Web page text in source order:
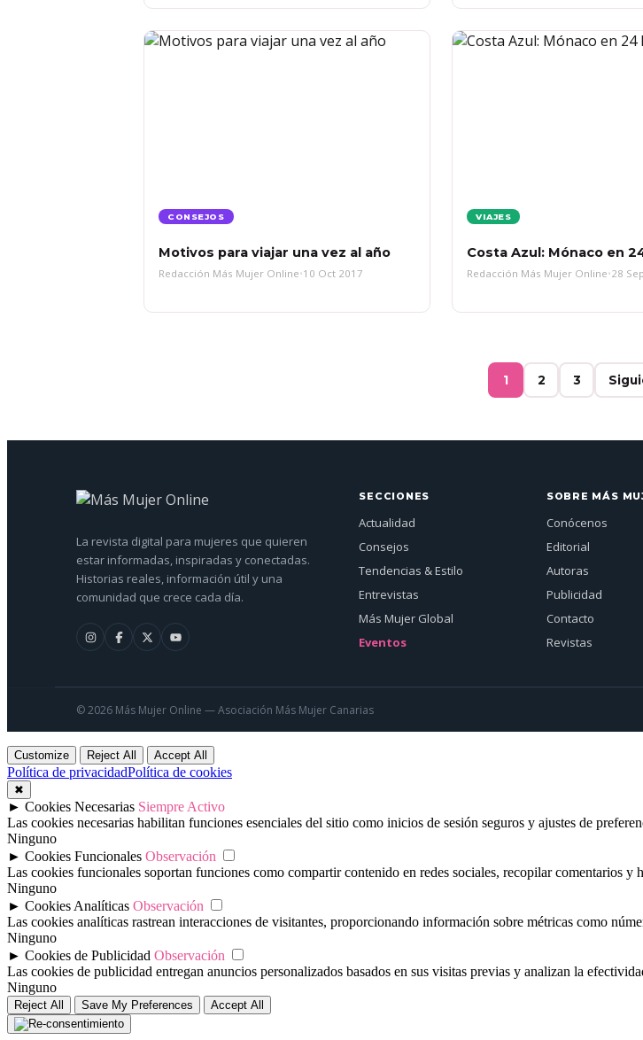
CONSEJOS
Motivos para viajar una vez al año
Redacción Más Mujer Online•10 Oct 2017
VIAJES
Costa Azul: Mónaco en
Redacción Más Mujer Online•28
1 2 3
La revista digital para mujeres que quieren
estar informadas, inspiradas y conectadas.
Historias reales, información útil y una
comunidad que crece cada día.
SECCIONES
Actualidad
Consejos
Tendencias & Estilo
Entrevistas
Más Mujer Global
Eventos
SOBRE MÁS
Conócenos
Editorial
Autoras
Publicidad
Contacto
Revistas
© 2026 Más Mujer Online — Asociación Más Mujer Canarias
Customize Reject All Accept All
Política de privacidadPolítica de cookies
✖
► Cookies Necesarias Siempre Activo
Las cookies necesarias habilitan funciones esenciales del sitio como inicios de sesión seguros y ajustes de
Ninguno
► Cookies Funcionales Observación
Las cookies funcionales soportan funciones como compartir contenido en redes sociales, recopilar comentarios y
Ninguno
► Cookies Analíticas Observación
Las cookies analíticas rastrean interacciones de visitantes, proporcionando información sobre métricas como
Ninguno
► Cookies de Publicidad Observación
Las cookies de publicidad entregan anuncios personalizados basados en sus visitas previas y analizan la
Ninguno
Reject All Save My Preferences Accept All